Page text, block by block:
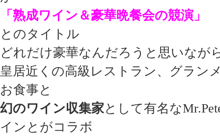
「熟成ワイン＆豪華晩餐会の競演」
とのタイトル
どれだけ豪華なんだろうと思いなが
皇居近くの高級レストラン、グラン
お食事と
幻のワイン収集家として有名な
インとがコラボ